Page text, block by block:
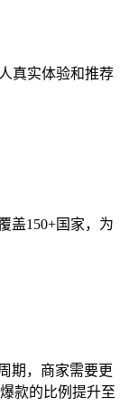
真实体验和推荐
盖150+国家，为
期，商家需要更
款的比例提升至